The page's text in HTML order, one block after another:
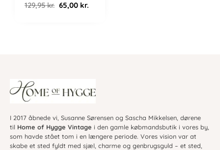
129,95kr. 65,00 kr.
I 2017 åbnede vi, Susanne Sørensen og Sascha Mikkelsen, dørene
til Home of Hygge Vintage i den gamle købmandsbutik i vores by,
som havde stået tom i en længere periode. Vores vision var at
skabe et sted fyldt med sjæl, charme og genbrugsguld – et sted,